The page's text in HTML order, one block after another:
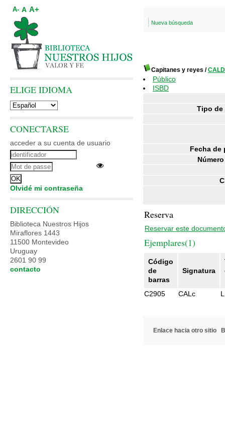
Nueva búsqueda
Capitanes y reyes /
Público
ISBD
Tipo de
Fecha de
Reserva
Reservar este
Ejemplares(1)
Código
de
barras
Signatura
C2905
CALc
Enlace hacia otro sitio
A- A A+
ELIGE IDIOMA
CONECTARSE
acceder a su cuenta de usuario
Olvidé mi contraseña
DIRECCIÓN
Biblioteca Nuestros Hijos
Miraflores 1443
11500 Montevideo
Uruguay
2601 90 99
contacto